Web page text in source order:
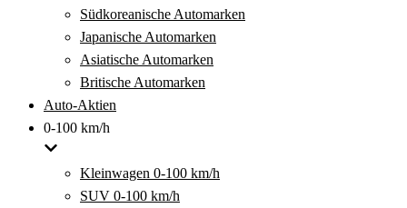
Südkoreanische Automarken
Japanische Automarken
Asiatische Automarken
Britische Automarken
Auto-Aktien
0-100 km/h
Kleinwagen 0-100 km/h
SUV 0-100 km/h